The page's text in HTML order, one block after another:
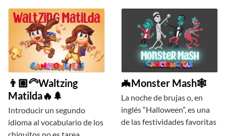
👨🏽‍🦳Waltzing
Matilda🔥🌲
Introducir un segundo
idioma al vocabulario de los
🦇Monster Mash🕸
La noche de brujas o, en
inglés “Halloween”, es una
de las festividades favoritas